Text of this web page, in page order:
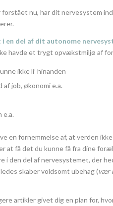
forstået nu, har dit nervesystem
i en del af dit autonome
havde et trygt opvækstmiljø af
ikke li’ hinanden
af job, økonomi e.a.
e.a.
en fornemmelse af, at verden
at få det du kunne få fra dine
i den del af nervesystemet, der
skaber voldsomt ubehag (vær
artikler givet dig en plan for,